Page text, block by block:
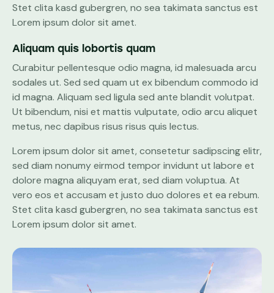
Stet clita kasd gubergren, no sea takimata sanctus est
Lorem ipsum dolor sit amet.
Aliquam quis lobortis quam
Curabitur pellentesque odio magna, id malesuada arcu
sodales ut. Sed sed quam ut ex bibendum commodo id
id magna. Aliquam sed ligula sed ante blandit volutpat.
Ut bibendum, nisi et mattis vulputate, odio arcu aliquet
metus, nec dapibus risus risus quis lectus.
Lorem ipsum dolor sit amet, consetetur sadipscing elitr,
sed diam nonumy eirmod tempor invidunt ut labore et
dolore magna aliquyam erat, sed diam voluptua. At
vero eos et accusam et justo duo dolores et ea rebum.
Stet clita kasd gubergren, no sea takimata sanctus est
Lorem ipsum dolor sit amet.